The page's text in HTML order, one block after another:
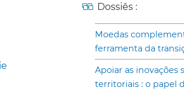
Dossiês :
Moedas
ferramenta da
Apoiar as inovações
territoriais : o papel